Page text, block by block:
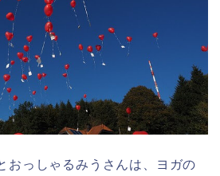
おっしゃるみうさんは、ヨガの